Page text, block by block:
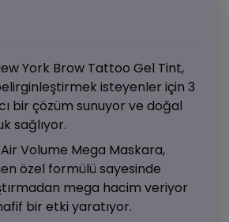
York Brow Tattoo Gel Tint,
isteyenler için 3
bir çözüm sunuyor ve doğal
sağlıyor.
Volume Mega Maskara,
özel formülü sayesinde
mega hacim veriyor
bir etki yaratıyor.